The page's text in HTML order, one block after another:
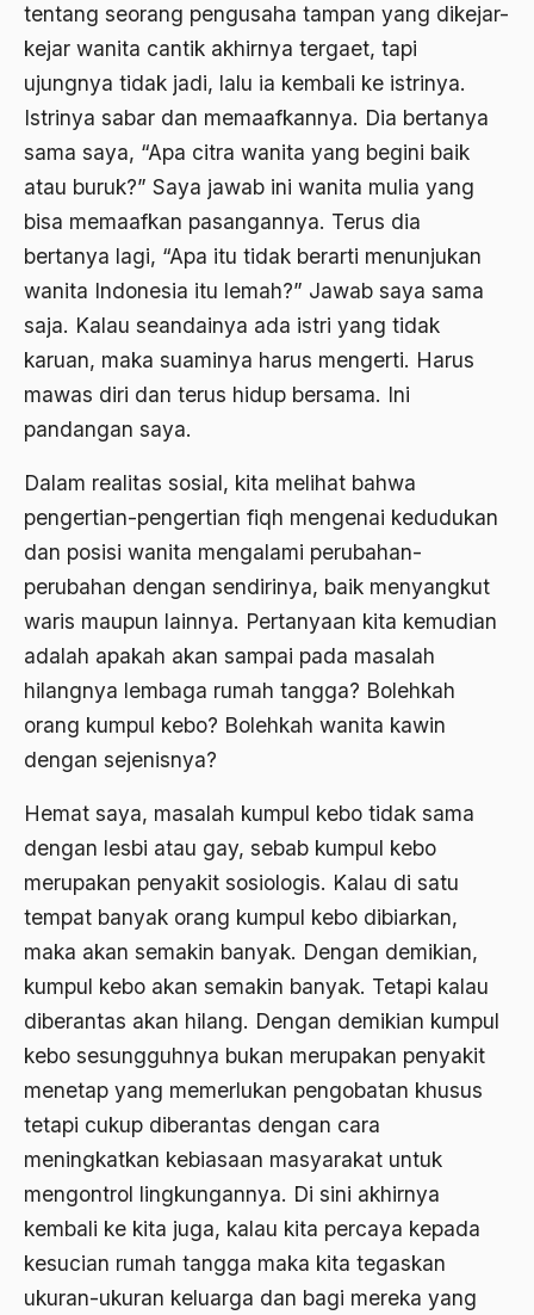
tentang seorang pengusaha tampan yang dikejar-
kejar wanita cantik akhirnya tergaet, tapi
ujungnya tidak jadi, lalu ia kembali ke istrinya.
Istrinya sabar dan memaafkannya. Dia bertanya
sama saya, “Apa citra wanita yang begini baik
atau buruk?” Saya jawab ini wanita mulia yang
bisa memaafkan pasangannya. Terus dia
bertanya lagi, “Apa itu tidak berarti menunjukan
wanita Indonesia itu lemah?” Jawab saya sama
saja. Kalau seandainya ada istri yang tidak
karuan, maka suaminya harus mengerti. Harus
mawas diri dan terus hidup bersama. Ini
pandangan saya.
Dalam realitas sosial, kita melihat bahwa
pengertian-pengertian fiqh mengenai kedudukan
dan posisi wanita mengalami perubahan-
perubahan dengan sendirinya, baik menyangkut
waris maupun lainnya. Pertanyaan kita kemudian
adalah apakah akan sampai pada masalah
hilangnya lembaga rumah tangga? Bolehkah
orang kumpul kebo? Bolehkah wanita kawin
dengan sejenisnya?
Hemat saya, masalah kumpul kebo tidak sama
dengan lesbi atau gay, sebab kumpul kebo
merupakan penyakit sosiologis. Kalau di satu
tempat banyak orang kumpul kebo dibiarkan,
maka akan semakin banyak. Dengan demikian,
kumpul kebo akan semakin banyak. Tetapi kalau
diberantas akan hilang. Dengan demikian kumpul
kebo sesungguhnya bukan merupakan penyakit
menetap yang memerlukan pengobatan khusus
tetapi cukup diberantas dengan cara
meningkatkan kebiasaan masyarakat untuk
mengontrol lingkungannya. Di sini akhirnya
kembali ke kita juga, kalau kita percaya kepada
kesucian rumah tangga maka kita tegaskan
ukuran-ukuran keluarga dan bagi mereka yang
Australia
Austro Melanesia
Ayat Al-Quran
Ayatullah Zanjani
bacaan mulia
Badan Usaha
Bagus Hadikusumo
Baha'i
baharuddin Aritonang
Bahasa Indonesia
Bahasa Internasional
Bahasa melayu
Bahasa Nasional
Bahsul Masail
Baku Bae
bali
Bangladesh
bangsa
bangsa arab
Bangsa Berdaulat
Bangsa dan Negara
Bangsa Indonesia
Bangsa Jawa
Bangsa Sunda
Bangsa Tenggang Rasa
Bani Sadr